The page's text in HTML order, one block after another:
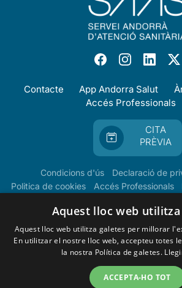
Contacte App Andorra Salut
Accés Professionals
CITA
PRÈVIA
Condicions d'ús
Declaració de
Politica de cookies
Accés Professionals
Aquest lloc web utilitza
Aquest lloc web utilitza galetes per millorar
En utilitzar el nostre lloc web, accepteu totes
la nostra Política de galetes.
ACCEPTA-HO TOT